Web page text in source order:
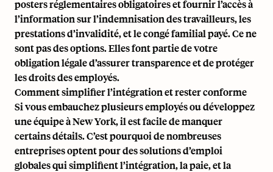
posters réglementaires obligatoires et fournir l’accès à
l’information sur l’indemnisation des travailleurs, les
prestations d’invalidité, et le congé familial payé. Ce ne
sont pas des options. Elles font partie de votre
obligation légale d’assurer transparence et de protéger
les droits des employés.
Comment simplifier l’intégration et rester conforme
Si vous embauchez plusieurs employés ou développez
une équipe à New York, il est facile de manquer
certains détails. C’est pourquoi de nombreuses
entreprises optent pour des solutions d’emploi
globales qui simplifient l’intégration, la paie, et la